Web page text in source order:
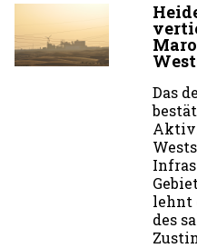
Das
lehnt
des